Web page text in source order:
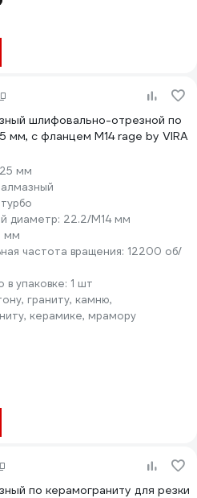
шлифовально-отрезной по
мм, с фланцем М14 rage by VIRA
мм
алмазный
турбо
диаметр: 22.2/М14 мм
мм
частота вращения: 12200 об/
в упаковке: 1 шт
граниту, камню,
керамике, мрамору
по керамограниту для резки